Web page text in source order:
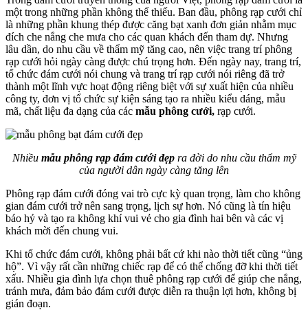
một trong những phần không thể thiếu. Ban đầu, phông rạp cưới chỉ
là những phần khung thép được căng bạt xanh đơn giản nhằm mục
đích che nắng che mưa cho các quan khách đến tham dự. Nhưng
lâu dần, do nhu cầu về thẩm mỹ tăng cao, nên việc trang trí phông
rạp cưới hỏi ngày càng được chú trọng hơn. Đến ngày nay, trang trí,
tổ chức đám cưới nói chung và trang trí rạp cưới nói riêng đã trở
thành một lĩnh vực hoạt động riêng biệt với sự xuất hiện của nhiều
công ty, đơn vị tổ chức sự kiện sáng tạo ra nhiều kiểu dáng, mẫu
mã, chất liệu đa dạng của các mẫu phông cưới, rạp cưới.
Nhiều mẫu phông rạp đám cưới đẹp ra đời do nhu cầu thẩm mỹ
của người dân ngày càng tăng lên
Phông rạp đám cưới đóng vai trò cực kỳ quan trọng, làm cho không
gian đám cưới trở nên sang trọng, lịch sự hơn. Nó cũng là tín hiệu
báo hỷ và tạo ra không khí vui vẻ cho gia đình hai bên và các vị
khách mời đến chung vui.
Khi tổ chức đám cưới, không phải bất cứ khi nào thời tiết cũng “ủng
hộ”. Vì vậy rất cần những chiếc rạp để có thể chống đỡ khi thời tiết
xấu. Nhiều gia đình lựa chọn thuê phông rạp cưới để giúp che nắng,
tránh mưa, đảm bảo đám cưới được diễn ra thuận lợi hơn, không bị
gián đoạn.